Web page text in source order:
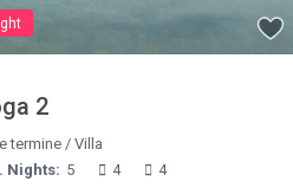
2
termine / Villa
Nights: 5 4 4